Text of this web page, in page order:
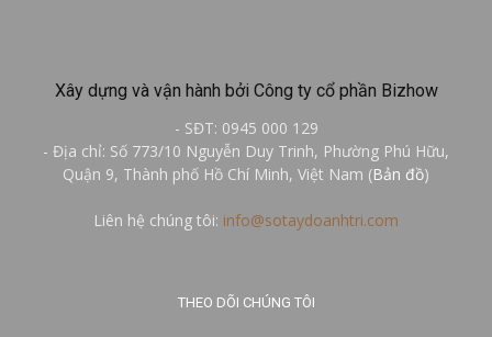
Xây dựng và vận hành bởi Công ty cổ phần Bizhow
- SĐT: 0945 000 129
- Địa chỉ: Số 773/10 Nguyễn Duy Trinh, Phường Phú Hữu,
Quận 9, Thành phố Hồ Chí Minh, Việt Nam (Bản đồ)
Liên hệ chúng tôi: info@sotaydoanhtri.com
THEO DÕI CHÚNG TÔI